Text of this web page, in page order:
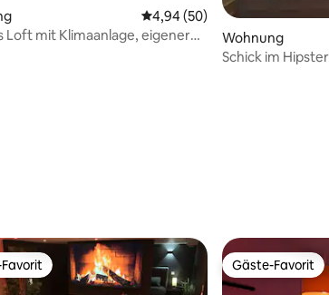
4,91 von 5, 191 Bewertungen
Durchschnittliche
4,94 (50)
Loft mit Klimaanlage, eigener
Wohnung
Schick im
Gäste-Favorit
Gäste-Favorit